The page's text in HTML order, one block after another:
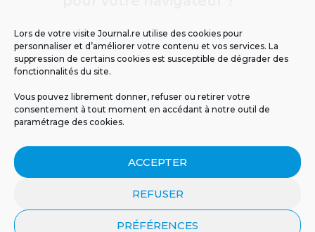
Lors de votre visite Journal.re utilise des cookies pour
personnaliser et d’améliorer votre contenu et vos services. La
suppression de certains cookies est susceptible de dégrader des
fonctionnalités du site.
Vous pouvez librement donner, refuser ou retirer votre
consentement à tout moment en accédant à notre outil de
paramétrage des cookies.
ACCEPTER
REFUSER
PRÉFÉRENCES
MENTIONS LÉGALES PUBLICITÉ
BLOG
NOS ÉMISSIONS
POLITIQUE DE CONFIDENTIALITÉ
CONTACT